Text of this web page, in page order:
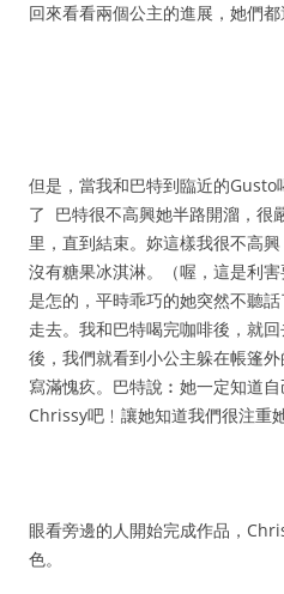
回來看看兩個公主的進展，她們
但是，當我和巴特到臨近的
了 巴特很不高興她半路開溜，很
里，直到結束。妳這樣我很不高
沒有糖果冰淇淋。（喔，這是利
是怎的，平時乖巧的她突然不聽
走去。我和巴特喝完咖啡後，就
後，我們就看到小公主躲在帳篷
寫滿愧疚。巴特說︰她一定知道
Chrissy吧﹗讓她知道我們很注重
眼看旁邊的人開始完成作品，
色。